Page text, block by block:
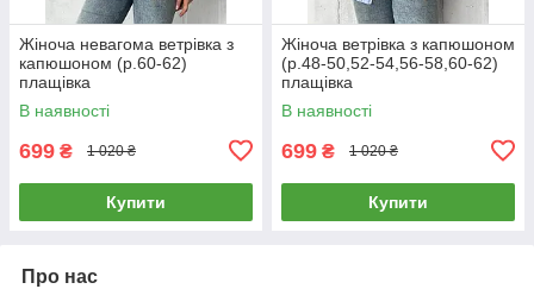
Жіноча невагома ветрівка з
капюшоном (р.60-62)
плащівка
В наявності
699 ₴ 1 020 ₴
Купити
Жіноча ветрівка з капюшоном
(р.48-50,52-54,56-58,60-62)
плащівка
В наявності
699 ₴ 1 020 ₴
Купити
Про нас